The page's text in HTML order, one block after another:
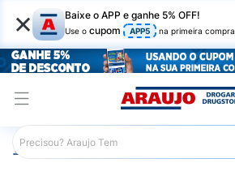
× Baixe o APP e ganhe 5% OFF!
Use o cupom APP5 na primeira compra
Araujo Cabelo